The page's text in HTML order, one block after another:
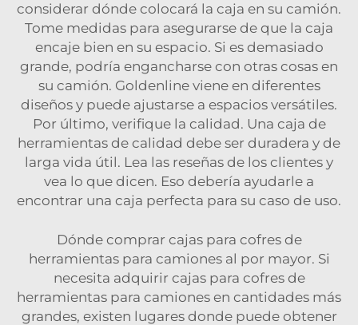
considerar dónde colocará la caja en su camión.
Tome medidas para asegurarse de que la caja
encaje bien en su espacio. Si es demasiado
grande, podría engancharse con otras cosas en
su camión. Goldenline viene en diferentes
diseños y puede ajustarse a espacios versátiles.
Por último, verifique la calidad. Una caja de
herramientas de calidad debe ser duradera y de
larga vida útil. Lea las reseñas de los clientes y
vea lo que dicen. Eso debería ayudarle a
encontrar una caja perfecta para su caso de uso.
Dónde comprar cajas para cofres de
herramientas para camiones al por mayor. Si
necesita adquirir cajas para cofres de
herramientas para camiones en cantidades más
grandes, existen lugares donde puede obtener